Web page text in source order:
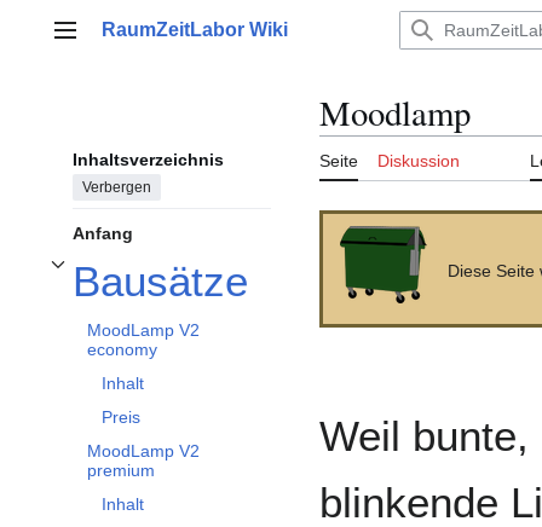
Hauptmenü
RaumZeitLabor Wiki
Inhaltsverzeichnis
Verbergen
Anfang
Bausätze
Unterabschnitt Bausätze umschalten
MoodLamp V2
economy
Inhalt
Preis
MoodLamp V2
premium
Inhalt
Moodlamp
Seite Diskussion
Diese Seite
Weil bunte,
blinkende